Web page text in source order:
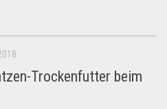
Trockenfutter beim